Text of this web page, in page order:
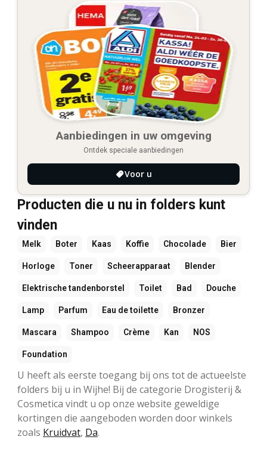
Aanbiedingen in uw omgeving
Ontdek speciale aanbiedingen
Voor u
Producten die u nu in folders kunt
vinden
Melk Boter Kaas Koffie Chocolade Bier
Horloge Toner Scheerapparaat Blender
Elektrische tandenborstel Toilet Bad Douche
Lamp Parfum Eau de toilette Bronzer
Mascara Shampoo Crème Kan NOS
Foundation
U heeft als eerste toegang bij ons tot de actueelste
folders bij u in Wijhe! Bij de categorie Drogisterij &
Cosmetica vindt u op onze website geweldige
kortingen die aangeboden worden door winkels
zoals Kruidvat, Da.